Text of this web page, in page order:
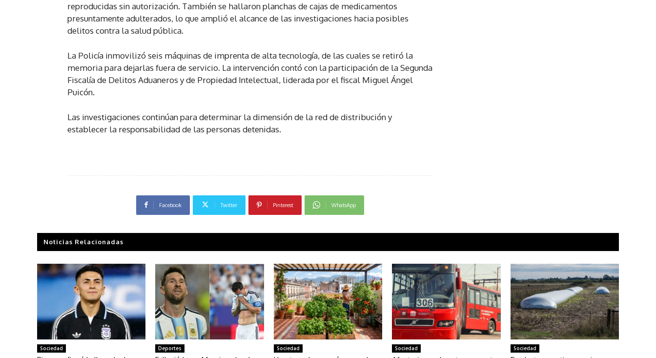
reproducidas sin autorización. También se hallaron planchas de cajas de medicamentos
presuntamente adulterados, lo que amplió el alcance de las investigaciones hacia posibles
delitos contra la salud pública.
La Policía inmovilizó seis máquinas de imprenta de alta tecnología, de las cuales se retiró la
memoria para dejarlas fuera de servicio. La intervención contó con la participación de la Segunda
Fiscalía de Delitos Aduaneros y de Propiedad Intelectual, liderada por el fiscal Miguel Ángel
Puicón.
Las investigaciones continúan para determinar la dimensión de la red de distribución y
establecer la responsabilidad de las personas detenidas.
Facebook Twitter Pinterest WhatsApp
Noticias Relacionadas
Sociedad Deportes Sociedad Sociedad Sociedad